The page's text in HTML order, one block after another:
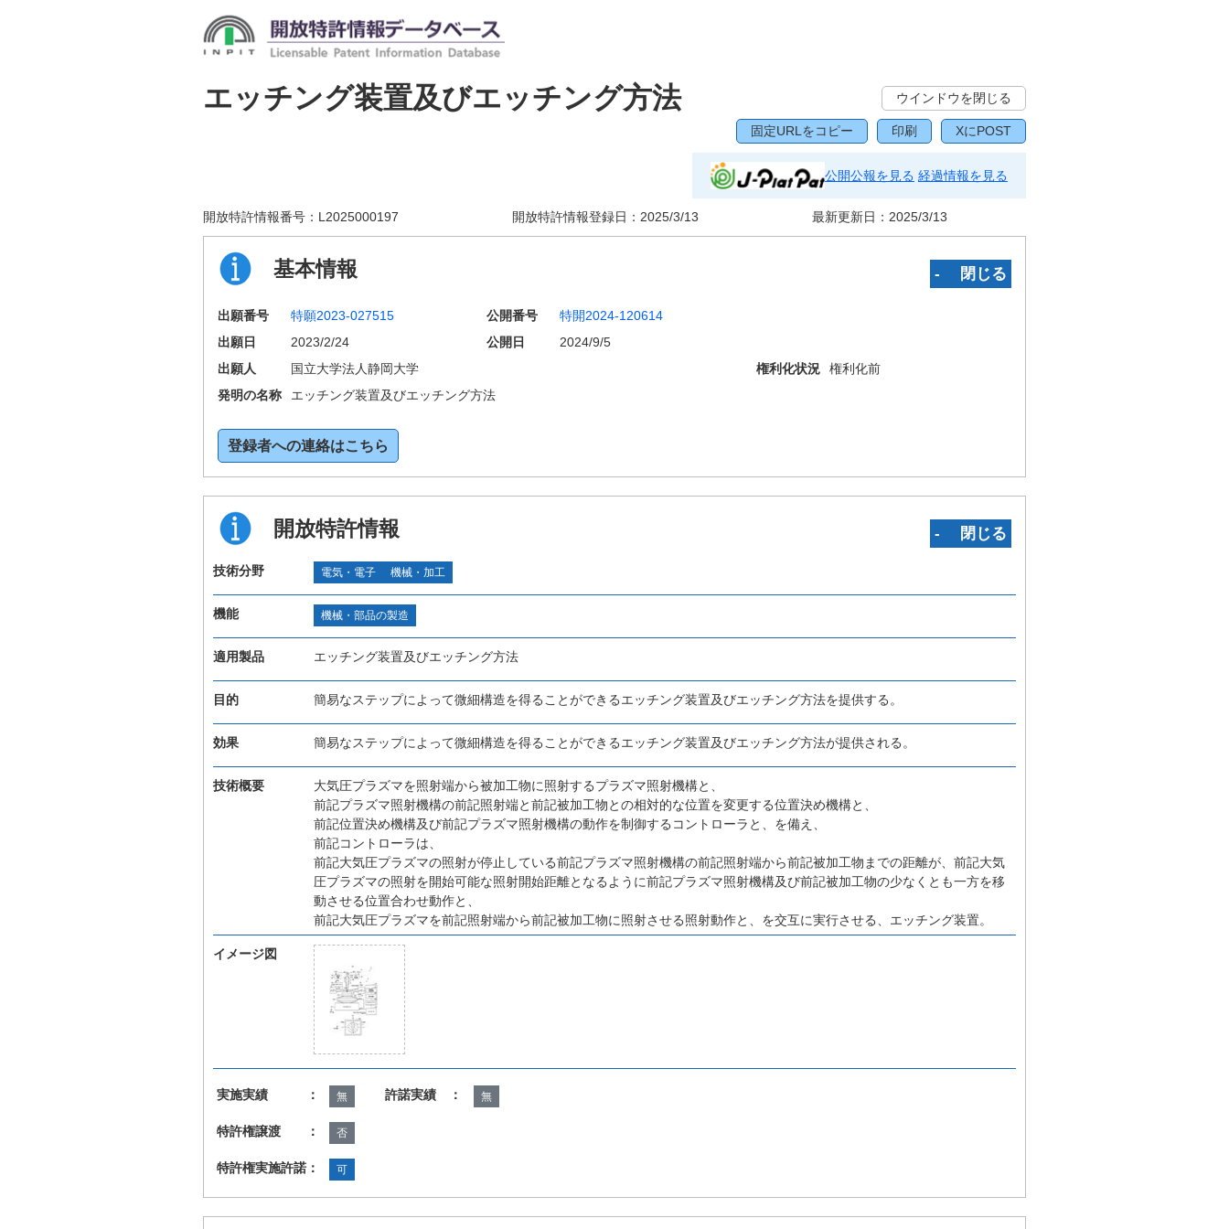
エッチング装置及びエッチング方法 ウインドウを閉じる
固定URLをコピー 印刷 XにPOST
公開公報を見る 経過情報を見る
開放特許情報番号： L2025000197 開放特許情報登録日： 2025/3/13 最新更新日： 2025/3/13
基本情報 ‐ 閉じる
出願番号 特願2023-027515 公開番号
特開2024-120614
出願日
2023/2/24 公開日
2024/9/5
出願人
国立大学法人静岡大学 権利化状況
権利化前
発明の名称
エッチング装置及びエッチング方法
登録者への連絡はこちら
開放特許情報 ‐ 閉じる
技術分野 電気・電子 機械・加工
機能 機械・部品の製造
適用製品 エッチング装置及びエッチング方法
目的 簡易なステップによって微細構造を得ることができるエッチング装置及びエッチング方法を提供する。
効果 簡易なステップによって微細構造を得ることができるエッチング装置及びエッチング方法が提供される。
技術概要
大気圧プラズマを照射端から被加工物に照射するプラズマ照射機構と、
前記プラズマ照射機構の前記照射端と前記被加工物との相対的な位置を変更する位置決め機構と、
前記位置決め機構及び前記プラズマ照射機構の動作を制御するコントローラと、を備え、
前記コントローラは、
前記大気圧プラズマの照射が停止している前記プラズマ照射機構の前記照射端から前記被加工物までの距離が、前記大気
圧プラズマの照射を開始可能な照射開始距離となるように前記プラズマ照射機構及び前記被加工物の少なくとも一方を移
動させる位置合わせ動作と、
前記大気圧プラズマを前記照射端から前記被加工物に照射させる照射動作と、を交互に実行させる、エッチング装置。
イメージ図
実施実績 ： 無 許諾実績 ： 無
特許権譲渡 ： 否
特許権実施許諾： 可